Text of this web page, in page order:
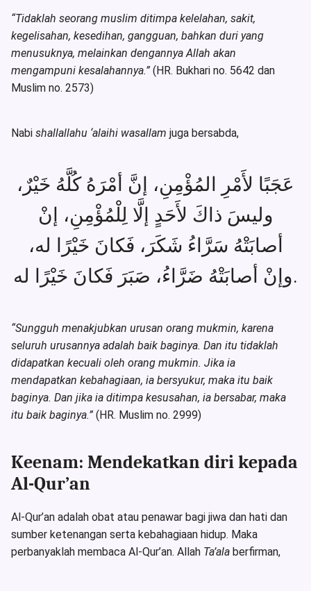
“Tidaklah seorang muslim ditimpa kelelahan, sakit,
kegelisahan, kesedihan, gangguan, bahkan duri yang
menusuknya, melainkan dengannya Allah akan
mengampuni kesalahannya.” (HR. Bukhari no. 5642 dan
Muslim no. 2573)
Nabi shallallahu ‘alaihi wasallam juga bersabda,
عَجَبًا لأَمْرِ المُؤْمِنِ، إنَّ أمْرَهُ كُلَّهُ خَيْرٌ،
وليسَ ذاكَ لأَحَدٍ إلَّا لِلْمُؤْمِنِ، إنْ
أصابَتْهُ سَرَّاءُ شَكَرَ، فَكانَ خَيْرًا له،
وإنْ أصابَتْهُ ضَرَّاءُ، صَبَرَ فَكانَ خَيْرًا له.
“Sungguh menakjubkan urusan orang mukmin, karena
seluruh urusannya adalah baik baginya. Dan itu tidaklah
didapatkan kecuali oleh orang mukmin. Jika ia
mendapatkan kebahagiaan, ia bersyukur, maka itu baik
baginya. Dan jika ia ditimpa kesusahan, ia bersabar, maka
itu baik baginya.” (HR. Muslim no. 2999)
Keenam: Mendekatkan diri kepada
Al-Qur’an
Al-Qur’an adalah obat atau penawar bagi jiwa dan hati dan
sumber ketenangan serta kebahagiaan hidup. Maka
perbanyaklah membaca Al-Qur’an. Allah Ta’ala berfirman,